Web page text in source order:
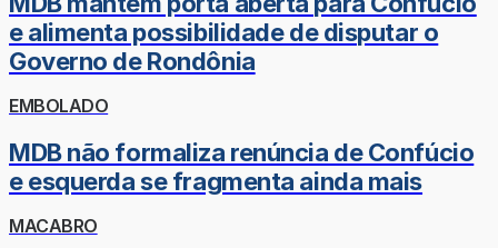
e alimenta possibilidade de disputar o
Governo de Rondônia
EMBOLADO
MDB não formaliza renúncia de Confúcio
e esquerda se fragmenta ainda mais
MACABRO